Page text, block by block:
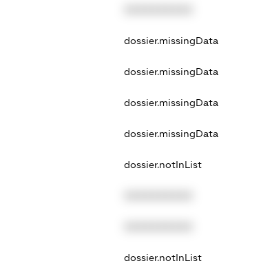
dossier.missingData
dossier.missingData
dossier.missingData
dossier.missingData
dossier.notInList
dossier.notInList